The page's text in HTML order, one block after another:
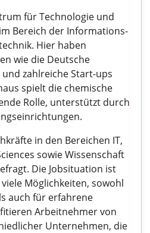
für Technologie und
Bereich der Informations-
Hier haben
wie die Deutsche
zahlreiche Start-ups
spielt die chemische
Rolle, unterstützt durch
in den Bereichen IT,
sowie Wissenschaft
Die Jobsituation ist
Möglichkeiten, sowohl
auch für erfahrene
Arbeitnehmer von
Unternehmen, die